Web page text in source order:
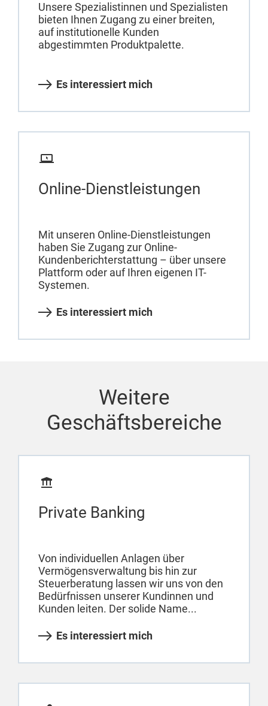
Unsere Spezialistinnen und Spezialisten
bieten Ihnen Zugang zu einer breiten,
auf institutionelle Kunden
abgestimmten Produktpalette.
Es interessiert mich
Online-Dienstleistungen
Mit unseren Online-Dienstleistungen
haben Sie Zugang zur Online-
Kundenberichterstattung – über unsere
Plattform oder auf Ihren eigenen IT-
Systemen.
Es interessiert mich
Weitere
Geschäftsbereiche
Private Banking
Von individuellen Anlagen über
Vermögensverwaltung bis hin zur
Steuerberatung lassen wir uns von den
Bedürfnissen unserer Kundinnen und
Kunden leiten. Der solide Name...
Es interessiert mich